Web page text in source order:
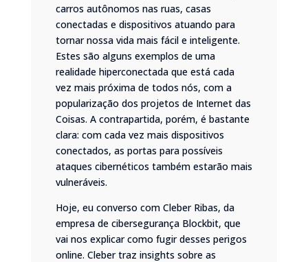
carros autônomos nas ruas, casas
conectadas e dispositivos atuando para
tornar nossa vida mais fácil e inteligente.
Estes são alguns exemplos de uma
realidade hiperconectada que está cada
vez mais próxima de todos nós, com a
popularização dos projetos de Internet das
Coisas. A contrapartida, porém, é bastante
clara: com cada vez mais dispositivos
conectados, as portas para possíveis
ataques cibernéticos também estarão mais
vulneráveis.
Hoje, eu converso com Cleber Ribas, da
empresa de cibersegurança Blockbit, que
vai nos explicar como fugir desses perigos
online. Cleber traz insights sobre as